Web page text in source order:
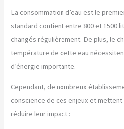
La consommation d’eau est le
standard contient entre 800 et 1500
changés régulièrement. De plus, le
température de cette eau
d’énergie importante.
Cependant, de nombreux
conscience de ces enjeux et
réduire leur impact :